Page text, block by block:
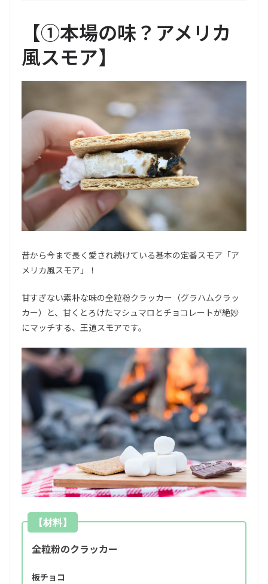
【①本場の味？アメリカ
風スモア】
昔から今まで長く愛され続けている基本の定番スモア「ア
メリカ風スモア」！
甘すぎない素朴な味の全粒粉クラッカー（グラハムクラッ
カー）と、甘くとろけたマシュマロとチョコレートが絶妙
にマッチする、王道スモアです。
【材料】
全粒粉のクラッカー
板チョコ